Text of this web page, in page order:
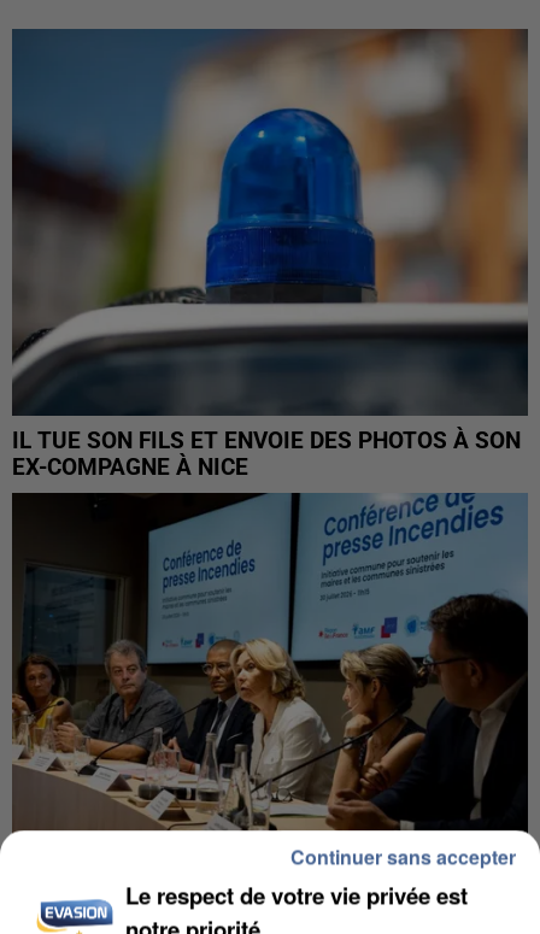
IL TUE SON FILS ET ENVOIE DES PHOTOS À SON
EX-COMPAGNE À NICE
INCENDIES : L’ÎLE-DE-FRANCE LANCE UN ÉLAN
Le respect de votre vie privée est
Continuer sans accepter